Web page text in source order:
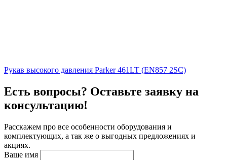
Рукав высокого давления Parker 461LT (EN857 2SC)
Есть вопросы? Оставьте заявку на
консультацию!
Расскажем про все особенности оборудования и
комплектующих, а так же о выгодных предложениях и
акциях.
Ваше имя